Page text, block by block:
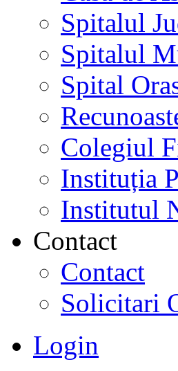
Spitalul
Spitalul
Spital
Colegiul
Instituția
Institutul
Contact
Contact
Solicitari
Login